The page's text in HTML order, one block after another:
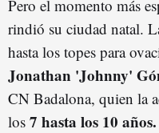
Pero el momento más
rindió su ciudad natal.
hasta los topes para
Jonathan 'Johnny'
CN Badalona, quien la
los 7 hasta los 10 años.